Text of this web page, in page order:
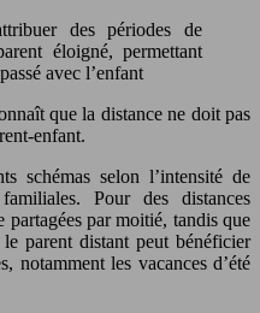
des périodes de
éloigné, permettant
avec l’enfant
que la distance ne doit pas
enfant.
schémas selon l’intensité de
Pour des distances
partagées par moitié, tandis que
parent distant peut bénéficier
notamment les vacances d’été